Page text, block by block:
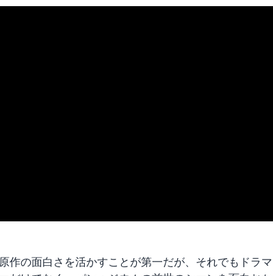
作の面白さを活かすことが第一だが、それでもドラマ